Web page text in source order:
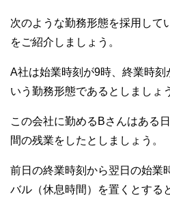
次のような勤務形態を採用して
をご紹介しましょう。
A社は始業時刻が9時、終業時刻
いう勤務形態であるとしましょ
この会社に勤めるBさんはある
間の残業をしたとしましょう。
前日の終業時刻から翌日の始業
バル（休息時間）を置くとする